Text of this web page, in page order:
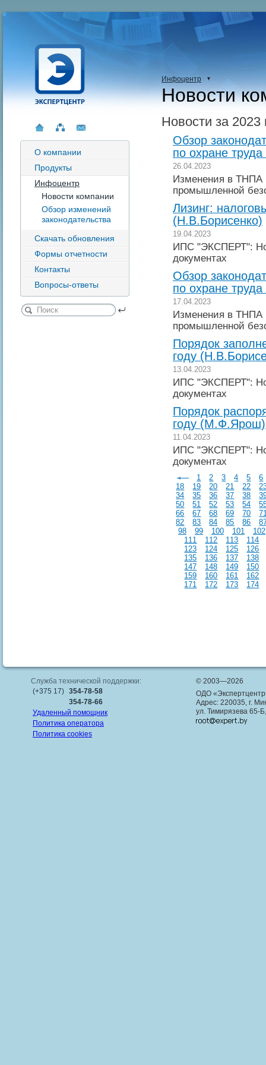
О компании
Продукты
Инфоцентр
Новости компании
Обзор изменений
законодательства
Скачать обновления
Формы отчетности
Контакты
Вопросы-ответы
Инфоцентр
Новости
Новости за 2023
Обзор
по охране
26.04.2023
Изменения в ТНПА
промышленной
Лизинг:
(Н.В.Борисенко)
19.04.2023
ИПС "ЭКСПЕРТ":
документах
Обзор
по охране
17.04.2023
Изменения в ТНПА
промышленной
Порядок
году
13.04.2023
ИПС "ЭКСПЕРТ":
документах
Порядок
году (М.Ф.Ярош)
11.04.2023
ИПС "ЭКСПЕРТ":
документах
1 2 3 4 5
6
18
19 20 21 22
34
35 36 37 38
50
51 52 53 54
66
67 68 69 70
82
83 84 85 86
98
99 100 101
102
111
112 113
114
123
124 125
126
135
136 137
138
147
148 149
150
159
160 161
162
171
172 173 174
Служба технической поддержки:
(+375 17) 354-78-58
354-78-66
Удаленный помощник
Политика оператора
Политика cookies
© 2003—2026
ОДО
Адрес: 220035, г.
ул. Тимирязева 65-